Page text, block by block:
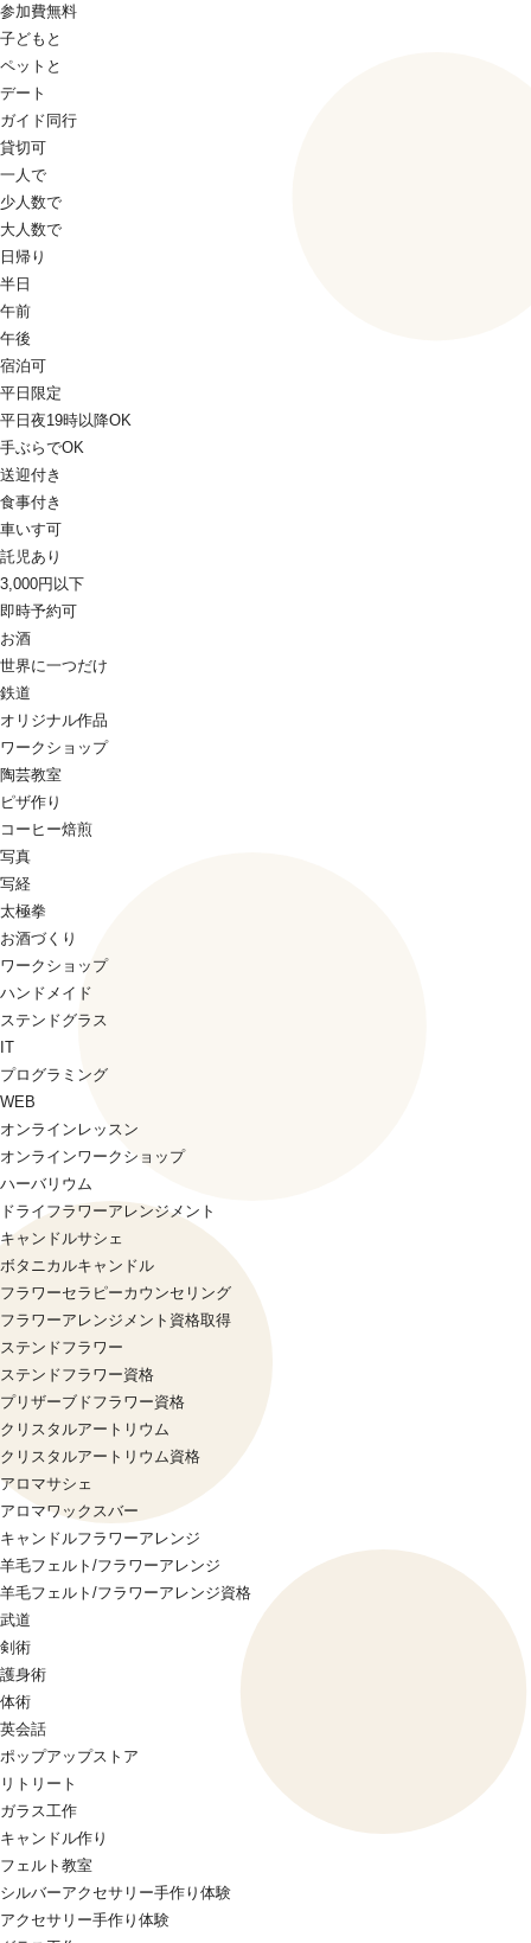
参加費無料
子どもと
ペットと
デート
ガイド同行
貸切可
一人で
少人数で
大人数で
日帰り
半日
午前
午後
宿泊可
平日限定
平日夜19時以降OK
手ぶらでOK
送迎付き
食事付き
車いす可
託児あり
3,000円以下
即時予約可
お酒
世界に一つだけ
鉄道
オリジナル作品
ワークショップ
陶芸教室
ピザ作り
コーヒー焙煎
写真
写経
太極拳
お酒づくり
ワークショップ
ハンドメイド
ステンドグラス
IT
プログラミング
WEB
オンラインレッスン
オンラインワークショップ
ハーバリウム
ドライフラワーアレンジメント
キャンドルサシェ
ボタニカルキャンドル
フラワーセラピーカウンセリング
フラワーアレンジメント資格取得
ステンドフラワー
ステンドフラワー資格
プリザーブドフラワー資格
クリスタルアートリウム
クリスタルアートリウム資格
アロマサシェ
アロマワックスバー
キャンドルフラワーアレンジ
羊毛フェルト/フラワーアレンジ
羊毛フェルト/フラワーアレンジ資格
武道
剣術
護身術
体術
英会話
ポップアップストア
リトリート
ガラス工作
キャンドル作り
フェルト教室
シルバーアクセサリー手作り体験
アクセサリー手作り体験